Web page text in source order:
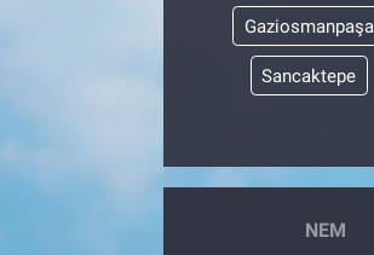
Gaziosmanpaşa
Sancaktepe
NEM
BİLİM VE TEKNOLOJİ